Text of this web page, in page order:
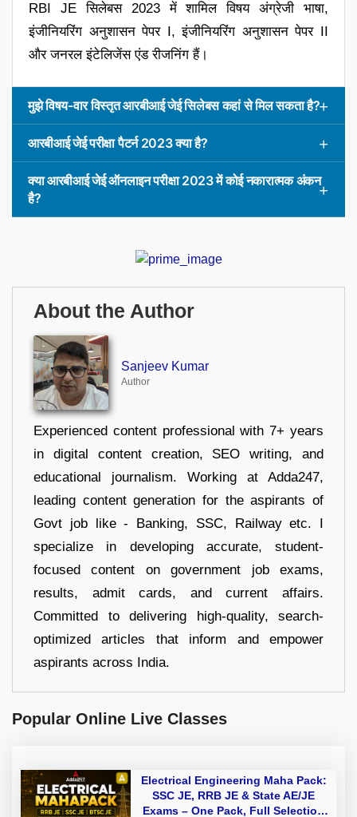
RBI JE सिलेबस 2023 में शामिल विषय अंग्रेजी भाषा,
इंजीनियरिंग अनुशासन पेपर I, इंजीनियरिंग अनुशासन पेपर II
और जनरल इंटेलिजेंस एंड रीजनिंग हैं।
मुझे विषय-वार विस्तृत आरबीआई जेई सिलेबस कहां से मिल सकता है?
आरबीआई जेई परीक्षा पैटर्न 2023 क्या है?
क्या आरबीआई जेई ऑनलाइन परीक्षा 2023 में कोई नकारात्मक अंकन
है?
About the Author
Sanjeev Kumar
Author
Experienced content professional with 7+ years
in digital content creation, SEO writing, and
educational journalism. Working at Adda247,
leading content generation for the aspirants of
Govt job like - Banking, SSC, Railway etc. I
specialize in developing accurate, student-
focused content on government job exams,
results, admit cards, and current affairs.
Committed to delivering high-quality, search-
optimized articles that inform and empower
aspirants across India.
Popular Online Live Classes
Electrical Engineering Maha Pack:
SSC JE, RRB JE & State AE/JE
Exams – One Pack, Full Selection